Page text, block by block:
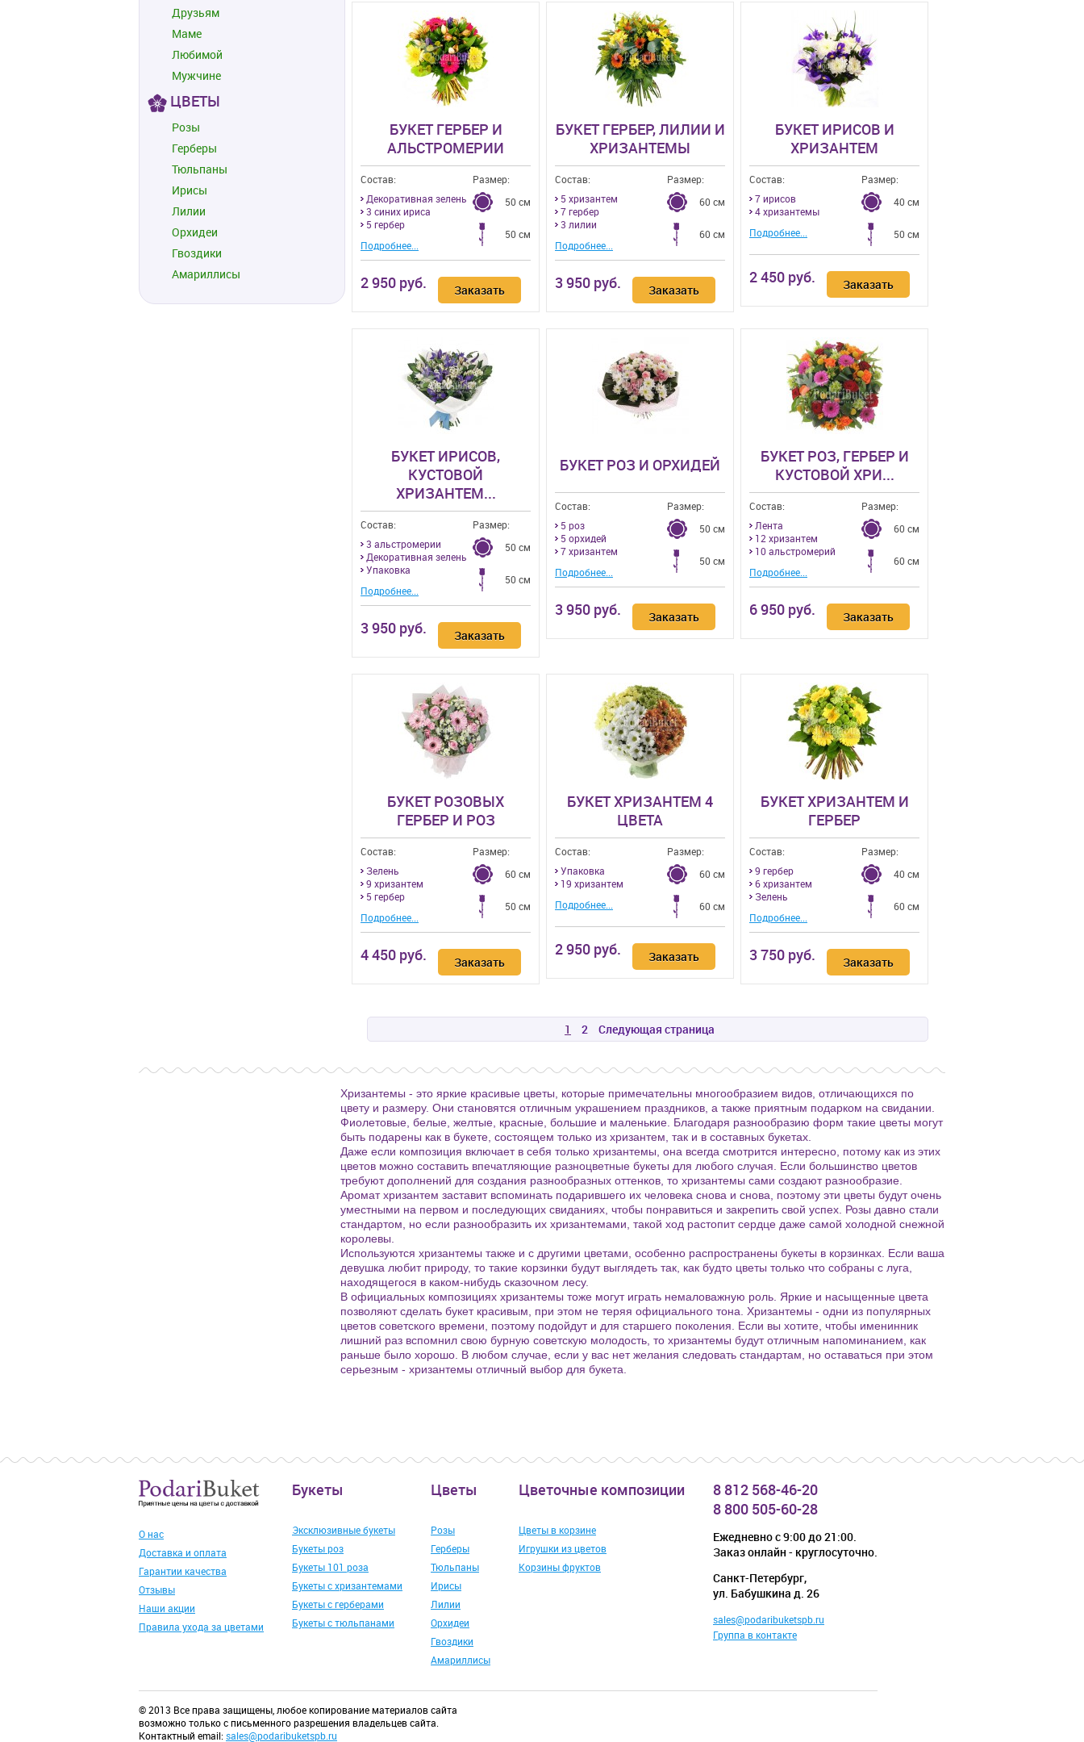
Друзьям
Маме
Любимой
Мужчине
ЦВЕТЫ
Розы
Герберы
Тюльпаны
Ирисы
Лилии
Орхидеи
Гвоздики
Амариллисы
БУКЕТ ГЕРБЕР И
АЛЬСТРОМЕРИИ
Состав:
Декоративная зелень
3 синих ириса
5 гербер
Подробнее...
Размер:
50 см
50 см
2 950 руб. Заказать
БУКЕТ ГЕРБЕР, ЛИЛИИ И
ХРИЗАНТЕМЫ
Состав:
5 хризантем
7 гербер
3 лилии
Подробнее...
Размер:
60 см
60 см
3 950 руб. Заказать
БУКЕТ ИРИСОВ И
ХРИЗАНТЕМ
Состав:
7 ирисов
4 хризантемы
Подробнее...
Размер:
40 см
50 см
2 450 руб. Заказать
БУКЕТ ИРИСОВ,
КУСТОВОЙ
ХРИЗАНТЕМ...
Состав:
3 альстромерии
Декоративная зелень
Упаковка
Подробнее...
Размер:
50 см
50 см
3 950 руб. Заказать
БУКЕТ РОЗ И ОРХИДЕЙ
Состав:
5 роз
5 орхидей
7 хризантем
Подробнее...
Размер:
50 см
50 см
3 950 руб. Заказать
БУКЕТ РОЗ, ГЕРБЕР И
КУСТОВОЙ ХРИ...
Состав:
Лента
12 хризантем
10 альстромерий
Подробнее...
Размер:
60 см
60 см
6 950 руб. Заказать
БУКЕТ РОЗОВЫХ
ГЕРБЕР И РОЗ
Состав:
Зелень
9 хризантем
5 гербер
Подробнее...
Размер:
60 см
50 см
4 450 руб. Заказать
БУКЕТ ХРИЗАНТЕМ 4
ЦВЕТА
Состав:
Упаковка
19 хризантем
Подробнее...
Размер:
60 см
60 см
2 950 руб. Заказать
БУКЕТ ХРИЗАНТЕМ И
ГЕРБЕР
Состав:
9 гербер
6 хризантем
Зелень
Подробнее...
Размер:
40 см
60 см
3 750 руб. Заказать
1 2 Следующая страница
Хризантемы - это яркие красивые цветы, которые примечательны многообразием видов, отличающихся по
цвету и размеру. Они становятся отличным украшением праздников, а также приятным подарком на свидании.
Фиолетовые, белые, желтые, красные, большие и маленькие. Благодаря разнообразию форм такие цветы могут
быть подарены как в букете, состоящем только из хризантем, так и в составных букетах.
Даже если композиция включает в себя только хризантемы, она всегда смотрится интересно, потому как из этих
цветов можно составить впечатляющие разноцветные букеты для любого случая. Если большинство цветов
требуют дополнений для создания разнообразных оттенков, то хризантемы сами создают разнообразие.
Аромат хризантем заставит вспоминать подарившего их человека снова и снова, поэтому эти цветы будут очень
уместными на первом и последующих свиданиях, чтобы понравиться и закрепить свой успех. Розы давно стали
стандартом, но если разнообразить их хризантемами, такой ход растопит сердце даже самой холодной снежной
королевы.
Используются хризантемы также и с другими цветами, особенно распространены букеты в корзинках. Если ваша
девушка любит природу, то такие корзинки будут выглядеть так, как будто цветы только что собраны с луга,
находящегося в каком-нибудь сказочном лесу.
В официальных композициях хризантемы тоже могут играть немаловажную роль. Яркие и насыщенные цвета
позволяют сделать букет красивым, при этом не теряя официального тона. Хризантемы - одни из популярных
цветов советского времени, поэтому подойдут и для старшего поколения. Если вы хотите, чтобы именинник
лишний раз вспомнил свою бурную советскую молодость, то хризантемы будут отличным напоминанием, как
раньше было хорошо. В любом случае, если у вас нет желания следовать стандартам, но оставаться при этом
серьезным - хризантемы отличный выбор для букета.
О нас
Доставка и оплата
Гарантии качества
Отзывы
Наши акции
Правила ухода за цветами
Букеты
Эксклюзивные букеты
Букеты роз
Букеты 101 роза
Букеты с хризантемами
Букеты с герберами
Букеты с тюльпанами
Цветы
Розы
Герберы
Тюльпаны
Ирисы
Лилии
Орхидеи
Гвоздики
Амариллисы
Цветочные композиции
Цветы в корзине
Игрушки из цветов
Корзины фруктов
8 812 568-46-20
8 800 505-60-28
Ежедневно с 9:00 до 21:00.
Заказ онлайн - круглосуточно.
Санкт-Петербург,
ул. Бабушкина д. 26
sales@podaribuketspb.ru
Группа в контакте
© 2013 Все права защищены, любое копирование материалов сайта
возможно только с письменного разрешения владельцев сайта.
Контактный email:sales@podaribuketspb.ru